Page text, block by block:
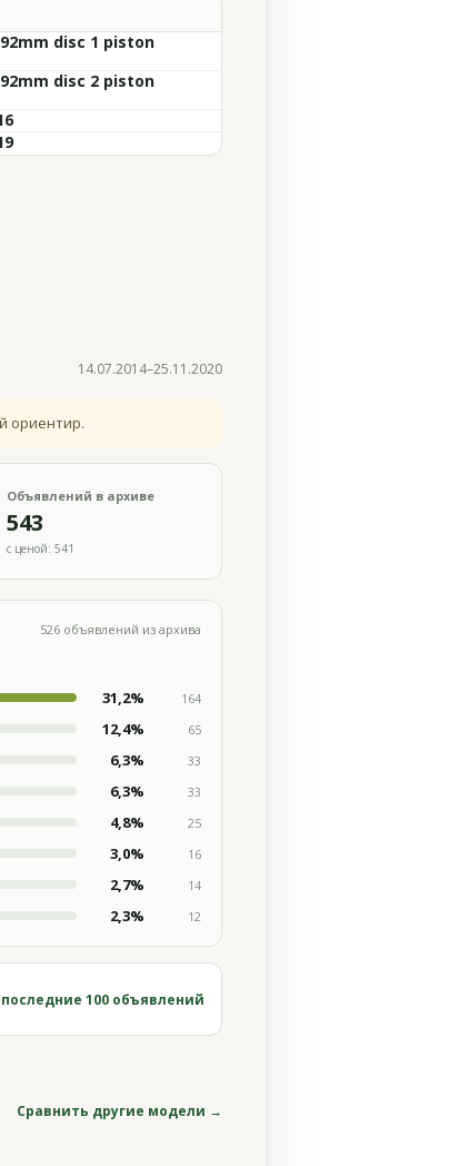
disc 1 piston
disc 2 piston
14.07.2014–25.11.2020
ориентир.
Объявлений в архиве
543
с ценой: 541
526 объявлений из архива
31,2%
164
12,4%
65
6,3%
33
6,3%
33
4,8%
25
3,0%
16
2,7%
14
2,3% 12
100 объявлений
Сравнить другие модели →